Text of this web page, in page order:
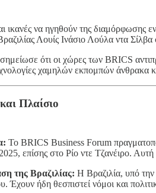
ικανές να ηγηθούν της διαμόρφωσης
Λουίς Ινάσιο Λούλα ντα
ότι οι χώρες των BRICS
χαμηλών εκπομπών
Πλαίσιο
Το BRICS Business Forum
2025, επίσης στο Ρίο ντε Τζανέιρο.
της Βραζιλίας: Η Βραζιλία, υπό την
Έχουν ήδη θεσπιστεί νόμοι και